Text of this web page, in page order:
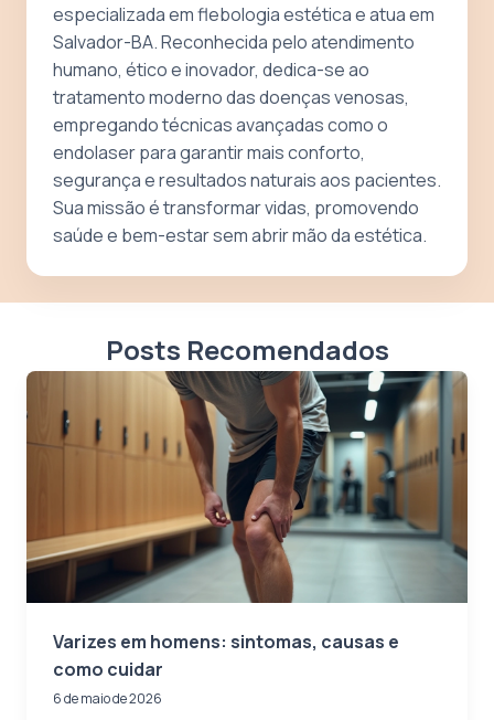
especializada em flebologia estética e atua em
Salvador-BA. Reconhecida pelo atendimento
humano, ético e inovador, dedica-se ao
tratamento moderno das doenças venosas,
empregando técnicas avançadas como o
endolaser para garantir mais conforto,
segurança e resultados naturais aos pacientes.
Sua missão é transformar vidas, promovendo
saúde e bem-estar sem abrir mão da estética.
Posts Recomendados
Varizes em homens: sintomas, causas e
como cuidar
6 de maio de 2026